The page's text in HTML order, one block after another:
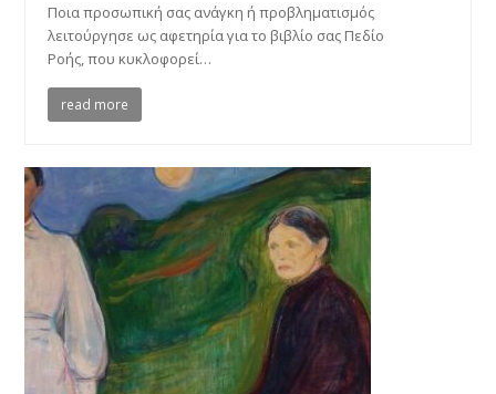
Ποια προσωπική σας ανάγκη ή προβληματισμός
λειτούργησε ως αφετηρία για το βιβλίο σας Πεδίο
Ροής, που κυκλοφορεί…
read more